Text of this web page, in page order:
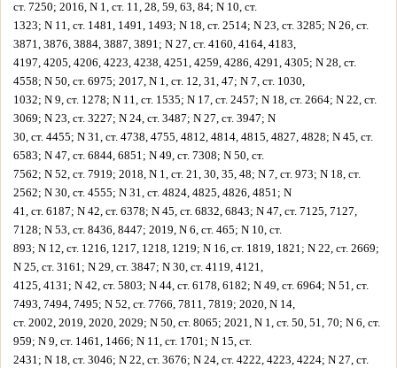
ст. 7250; 2016, N 1, ст. 11, 28, 59, 63, 84; N 10, ст.
1323; N 11, ст. 1481, 1491, 1493; N 18, ст. 2514; N 23, ст. 3285; N 26, ст.
3871, 3876, 3884, 3887, 3891; N 27, ст. 4160, 4164, 4183,
4197, 4205, 4206, 4223, 4238, 4251, 4259, 4286, 4291, 4305; N 28, ст.
4558; N 50, ст. 6975; 2017, N 1, ст. 12, 31, 47; N 7, ст. 1030,
1032; N 9, ст. 1278; N 11, ст. 1535; N 17, ст. 2457; N 18, ст. 2664; N 22, ст.
3069; N 23, ст. 3227; N 24, ст. 3487; N 27, ст. 3947; N
30, ст. 4455; N 31, ст. 4738, 4755, 4812, 4814, 4815, 4827, 4828; N 45, ст.
6583; N 47, ст. 6844, 6851; N 49, ст. 7308; N 50, ст.
7562; N 52, ст. 7919; 2018, N 1, ст. 21, 30, 35, 48; N 7, ст. 973; N 18, ст.
2562; N 30, ст. 4555; N 31, ст. 4824, 4825, 4826, 4851; N
41, ст. 6187; N 42, ст. 6378; N 45, ст. 6832, 6843; N 47, ст. 7125, 7127,
7128; N 53, ст. 8436, 8447; 2019, N 6, ст. 465; N 10, ст.
893; N 12, ст. 1216, 1217, 1218, 1219; N 16, ст. 1819, 1821; N 22, ст. 2669;
N 25, ст. 3161; N 29, ст. 3847; N 30, ст. 4119, 4121,
4125, 4131; N 42, ст. 5803; N 44, ст. 6178, 6182; N 49, ст. 6964; N 51, ст.
7493, 7494, 7495; N 52, ст. 7766, 7811, 7819; 2020, N 14,
ст. 2002, 2019, 2020, 2029; N 50, ст. 8065; 2021, N 1, ст. 50, 51, 70; N 6, ст.
959; N 9, ст. 1461, 1466; N 11, ст. 1701; N 15, ст.
2431; N 18, ст. 3046; N 22, ст. 3676; N 24, ст. 4222, 4223, 4224; N 27, ст.